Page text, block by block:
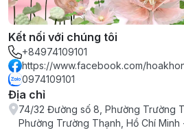
Kết nối với chúng tôi
+84974109101
https://www.facebook.com/
0974109101
Địa chỉ
74/32 Đường số 8, Phường Trường
Phường Trường Thạnh, Hồ Chí